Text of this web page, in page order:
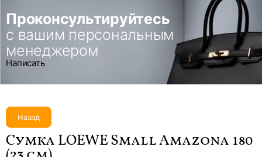
Проконсультируйтесь
с вашим персональным
менеджером
Написать
Назад
Сумка LOEWE Small Amazona 180